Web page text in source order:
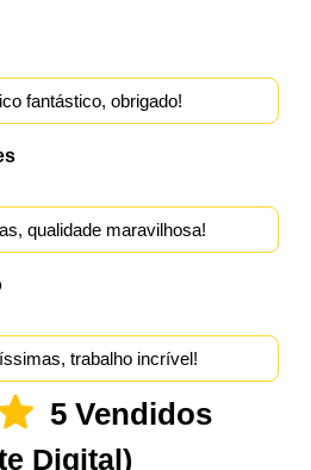
fantástico, obrigado!
qualidade maravilhosa!
trabalho incrível!
5 Vendidos
Digital)